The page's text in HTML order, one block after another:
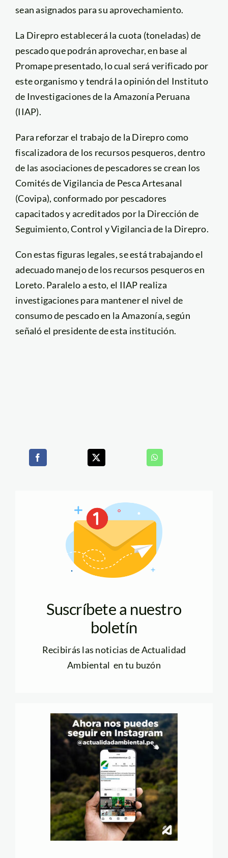
sean asignados para su aprovechamiento.
La Direpro establecerá la cuota (toneladas) de
pescado que podrán aprovechar, en base al
Promape presentado, lo cual será verificado por
este organismo y tendrá la opinión del Instituto
de Investigaciones de la Amazonía Peruana
(IIAP).
Para reforzar el trabajo de la Direpro como
fiscalizadora de los recursos pesqueros, dentro
de las asociaciones de pescadores se crean los
Comités de Vigilancia de Pesca Artesanal
(Covipa), conformado por pescadores
capacitados y acreditados por la Dirección de
Seguimiento, Control y Vigilancia de la Direpro.
Con estas figuras legales, se está trabajando el
adecuado manejo de los recursos pesqueros en
Loreto. Paralelo a esto, el IIAP realiza
investigaciones para mantener el nivel de
consumo de pescado en la Amazonía, según
señaló el presidente de esta institución.
Suscríbete a nuestro
boletín
Recibirás las noticias de Actualidad
Ambiental en tu buzón